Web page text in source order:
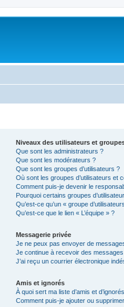
Niveaux des utilisateurs et
Que sont les administrateurs ?
Que sont les modérateurs ?
Que sont les groupes d’utilisateurs ?
Où sont les groupes d’utilisateurs et
Comment puis-je devenir le
Pourquoi certains groupes
Qu’est-ce qu’un « groupe
Qu’est-ce que le lien « L’équipe » ?
Messagerie privée
Je ne peux pas envoyer de
Je continue à recevoir des
J’ai reçu un courrier électronique
Amis et ignorés
À quoi sert ma liste d’amis et
Comment puis-je ajouter ou